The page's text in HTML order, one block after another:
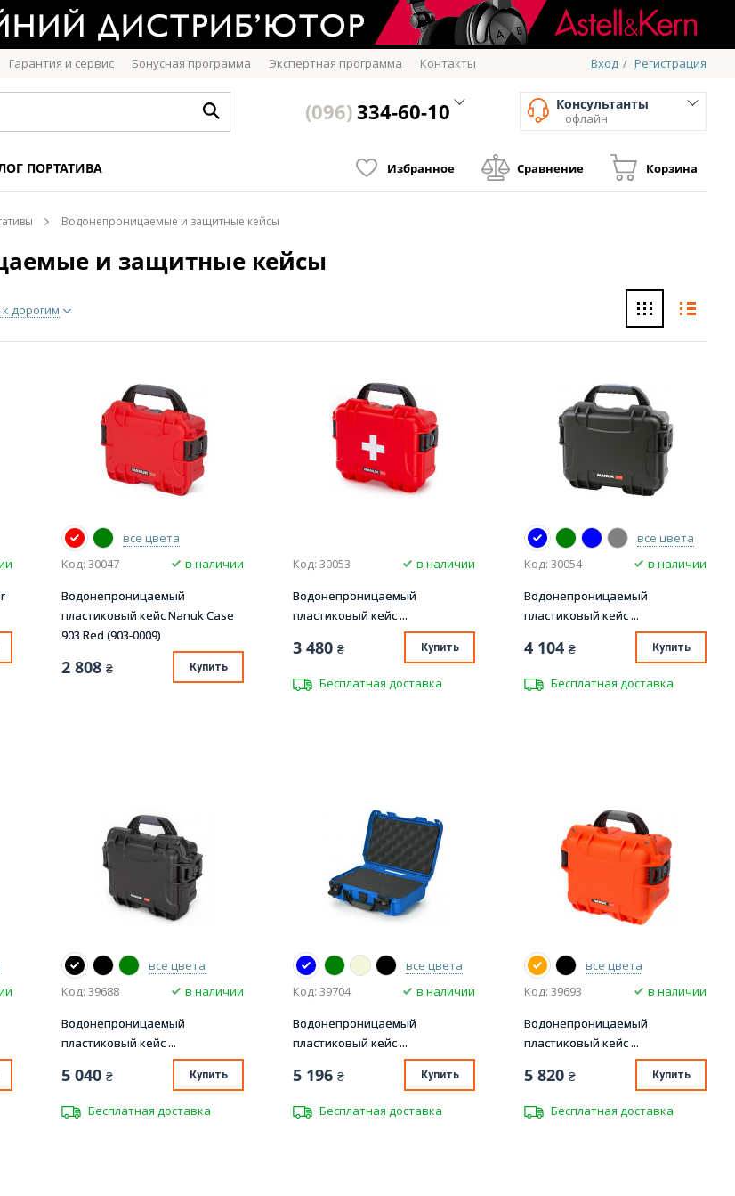
Гарантия и сервис Бонусная программа Экспертная программа Контакты Вход / Регистрация
(096)334-60-10 Консультанты
офлайн
ПОРТАТИВА Избранное Сравнение Корзина
Водонепроницаемые и защитные кейсы
и защитные кейсы
дорогим
все цвета
Код: 30047
в наличии
Водонепроницаемый
пластиковый кейс Nanuk Case
903 Red (903-0009)
2 808 ₴ Купить
Код: 30053
в наличии
Водонепроницаемый
пластиковый кейс ...
3 480 ₴ Купить
Бесплатная доставка
все цвета
Код: 30054
в наличии
Водонепроницаемый
пластиковый кейс ...
4 104 ₴ Купить
Бесплатная доставка
все цвета
Код: 39688
в наличии
Водонепроницаемый
пластиковый кейс ...
5 040 ₴ Купить
Бесплатная доставка
все цвета
Код: 39704
в наличии
Водонепроницаемый
пластиковый кейс ...
5 196 ₴ Купить
Бесплатная доставка
все цвета
Код: 39693
в наличии
Водонепроницаемый
пластиковый кейс ...
5 820 ₴ Купить
Бесплатная доставка